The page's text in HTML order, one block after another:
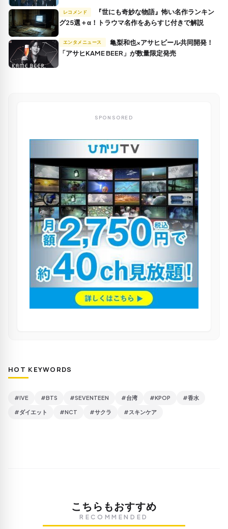
レコメンド
グ25選＋α！トラウマ名作をあらすじ付きで解説
エンタメニュース
「アサヒKAME BEER」が数量限定発売
SPONSORED
HOT KEYWORDS
#IVE #BTS #SEVENTEEN #台湾 #KPOP #香水
#ダイエット #NCT #サクラ #スキンケア
こちらもおすすめ
RECOMMENDED